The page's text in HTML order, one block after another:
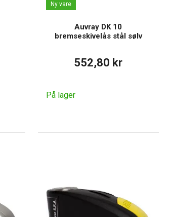
Ny vare
Auvray DK 10
bremseskivelås stål sølv
552,80 kr
På lager